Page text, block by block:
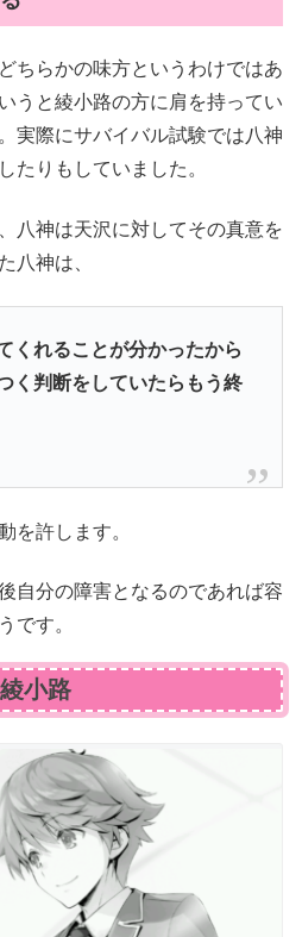
ちらかの味方というわけではあ
うと綾小路の方に肩を持ってい
実際にサバイバル試験では八神
たりもしていました。
八神は天沢に対してその真意を
八神は、
くれることが分かったから
く判断をしていたらもう終
を許します。
自分の障害となるのであれば容
です。
小路